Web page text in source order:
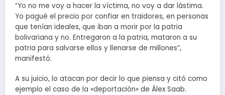
“Yo no me voy a hacer la víctima, no voy a dar lástima.
Yo pagué el precio por confiar en traidores, en personas
que tenían ideales, que iban a morir por la patria
bolivariana y no. Entregaron a la patria, mataron a su
patria para salvarse ellos y llenarse de millones”,
manifestó.
A su juicio, lo atacan por decir lo que piensa y citó como
ejemplo el caso de la «deportación» de Álex Saab.